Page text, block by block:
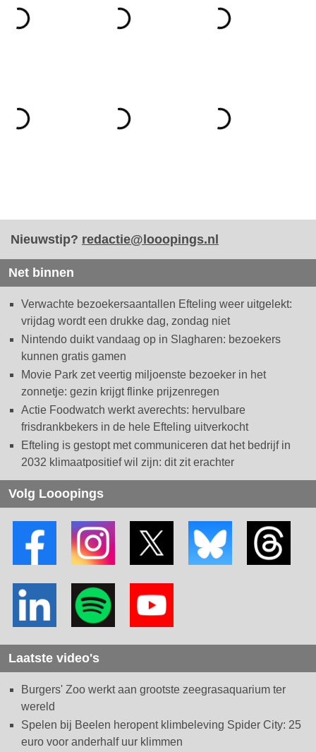
Nieuwstip? redactie@looopings.nl
Net binnen
Verwachte bezoekersaantallen Efteling weer uitgelekt:
vrijdag wordt een drukke dag, zondag niet
Nintendo duikt vandaag op in Slagharen: bezoekers
kunnen gratis gamen
Movie Park zet veertig miljoenste bezoeker in het
zonnetje: gezin krijgt flinke prijzenregen
Actie Foodwatch werkt averechts: hervulbare
frisdrankbekers in de hele Efteling uitverkocht
Efteling is gestopt met communiceren dat het bedrijf in
2032 klimaatpositief wil zijn: dit zit erachter
Volg Looopings
Laatste video's
Burgers' Zoo werkt aan grootste zeegrasaquarium ter
wereld
Spelen bij Beelen heropent klimbeleving Spider City: 25
euro voor anderhalf uur klimmen